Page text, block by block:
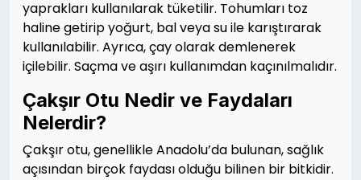
yaprakları kullanılarak tüketilir. Tohumları toz
haline getirip yoğurt, bal veya su ile karıştırarak
kullanılabilir. Ayrıca, çay olarak demlenerek
içilebilir. Saçma ve aşırı kullanımdan kaçınılmalıdır.
Çakşır Otu Nedir ve Faydaları
Nelerdir?
Çakşır otu, genellikle Anadolu’da bulunan, sağlık
açısından birçok faydası olduğu bilinen bir bitkidir.